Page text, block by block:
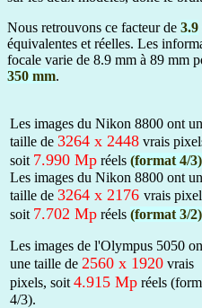
Nous retrouvons ce facteur de 3.9
équivalentes et réelles. Les
focale varie de 8.9 mm à 89 mm
350 mm.
Les images du Nikon 8800 ont
taille de 3264 x 2448 vrais
soit 7.990 Mp réels (format 4/3)
Les images du Nikon 8800 ont
taille de 3264 x 2176 vrais
soit 7.702 Mp réels (format 3/2)
Les images de l'Olympus 5050
une taille de 2560 x 1920 vrais
pixels, soit 4.915 Mp réels
4/3).